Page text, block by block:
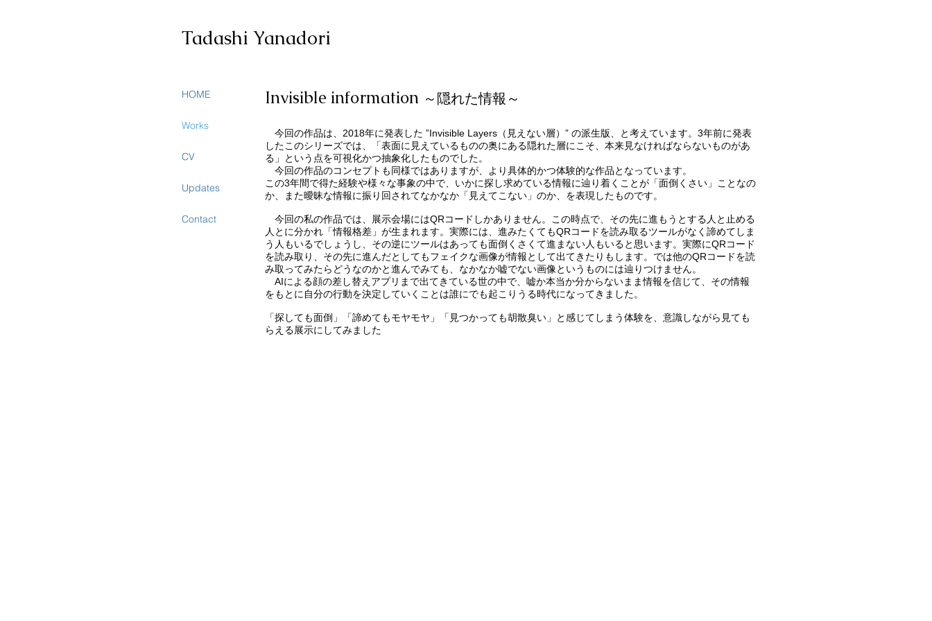
Tadashi Yanadori
Invisible information ～隠れた情報～
今回の作品は、2018年に発表した ”Invisible Layers（見えない層）” の派生版、と考えています。3年前に発表
したこのシリーズでは、「表面に見えているものの奥にある隠れた層にこそ、本来見なければならないものがあ
る」という点を可視化かつ抽象化したものでした。
今回の作品のコンセプトも同様ではありますが、より具体的かつ体験的な作品となっています。
この3年間で得た経験や様々な事象の中で、いかに探し求めている情報に辿り着くことが「面倒くさい」ことなの
か、また曖昧な情報に振り回されてなかなか「見えてこない」のか、を表現したものです。
今回の私の作品では、展示会場にはQRコードしかありません。この時点で、その先に進もうとする人と止める
人とに分かれ「情報格差」が生まれます。実際には、進みたくてもQRコードを読み取るツールがなく諦めてしま
う人もいるでしょうし、その逆にツールはあっても面倒くさくて進まない人もいると思います。実際にQRコード
を読み取り、その先に進んだとしてもフェイクな画像が情報として出てきたりもします。では他のQRコードを読
み取ってみたらどうなのかと進んでみても、なかなか嘘でない画像というものには辿りつけません。
AIによる顔の差し替えアプリまで出てきている世の中で、嘘か本当か分からないまま情報を信じて、その情報
をもとに自分の行動を決定していくことは誰にでも起こりうる時代になってきました。
「探しても面倒」「諦めてもモヤモヤ」「見つかっても胡散臭い」と感じてしまう体験を、意識しながら見ても
らえる展示にしてみました
HOME
Works
CV
Updates
Contact